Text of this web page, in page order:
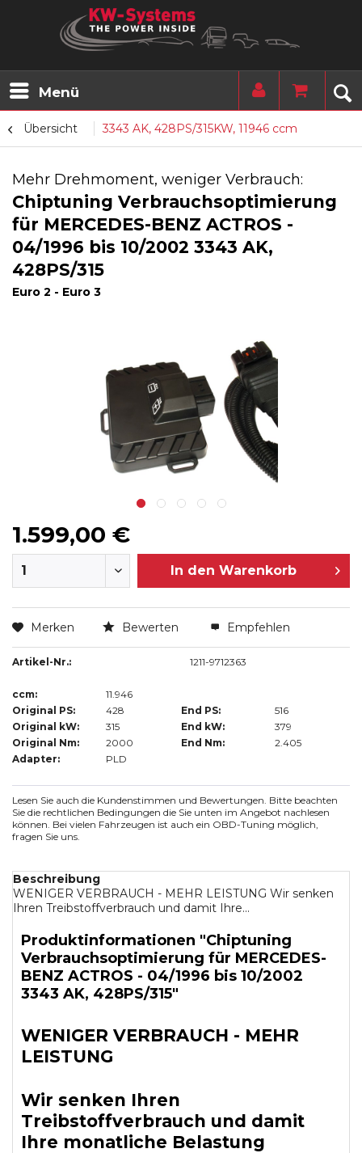
Menü
Übersicht 3343 AK, 428PS/315KW, 11946 ccm
Mehr Drehmoment, weniger Verbrauch:
Chiptuning Verbrauchsoptimierung
für MERCEDES-BENZ ACTROS -
04/1996 bis 10/2002 3343 AK,
428PS/315
Euro 2 - Euro 3
1.599,00 €
In den Warenkorb
Merken Bewerten Empfehlen
Artikel-Nr.: 1211-9712363
ccm:
11.946
Original PS:
428 End PS:
516
Original kW:
315 End kW:
379
Original Nm:
2000 End Nm:
2.405
Adapter:
PLD
Lesen Sie auch die Kundenstimmen und Bewertungen. Bitte beachten
Sie die rechtlichen Bedingungen die Sie unten im Angebot nachlesen
können. Bei vielen Fahrzeugen ist auch ein OBD-Tuning möglich,
fragen Sie uns.
Beschreibung
WENIGER VERBRAUCH - MEHR LEISTUNG Wir senken
Ihren Treibstoffverbrauch und damit Ihre...
Produktinformationen "Chiptuning
Verbrauchsoptimierung für MERCEDES-
BENZ ACTROS - 04/1996 bis 10/2002
3343 AK, 428PS/315"
WENIGER VERBRAUCH - MEHR
LEISTUNG
Wir senken Ihren
Treibstoffverbrauch und damit
Ihre monatliche Belastung